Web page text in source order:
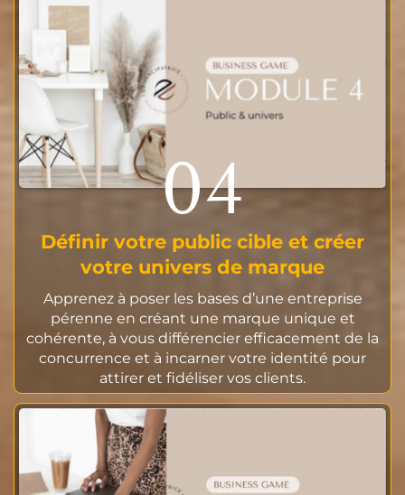
04
Définir votre public cible et créer
votre univers de marque
Apprenez à poser les bases d’une entreprise
pérenne en créant une marque unique et
cohérente, à vous différencier efficacement de la
concurrence et à incarner votre identité pour
attirer et fidéliser vos clients.